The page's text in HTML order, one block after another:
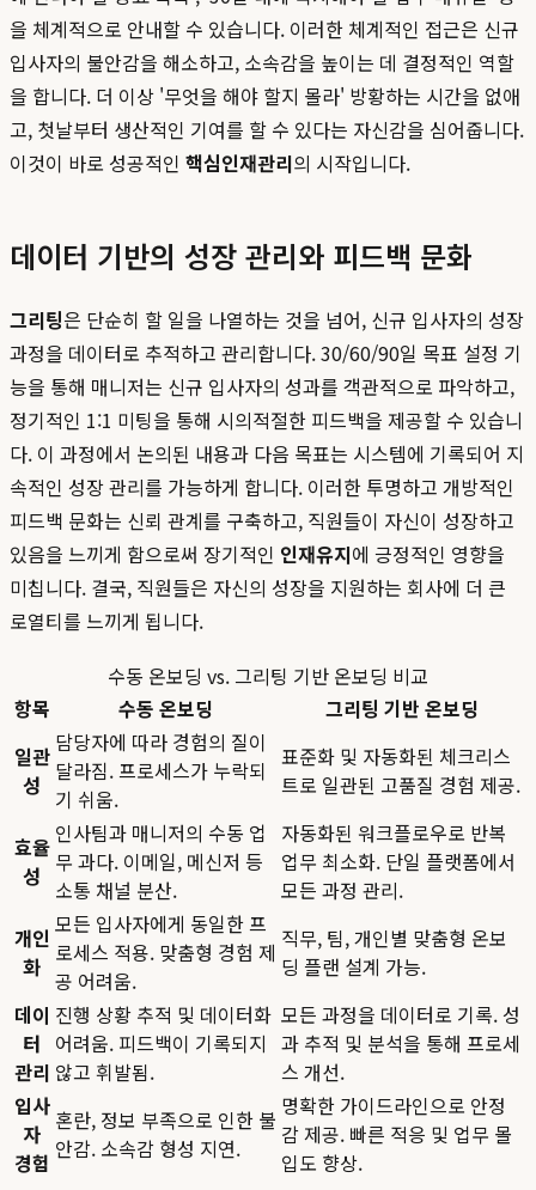
을 체계적으로 안내할 수 있습니다. 이러한 체계적인 접근은 신규
입사자의 불안감을 해소하고, 소속감을 높이는 데 결정적인 역할
을 합니다. 더 이상 '무엇을 해야 할지 몰라' 방황하는 시간을 없애
고, 첫날부터 생산적인 기여를 할 수 있다는 자신감을 심어줍니다.
이것이 바로 성공적인 핵심인재관리의 시작입니다.
데이터 기반의 성장 관리와 피드백 문화
그리팅은 단순히 할 일을 나열하는 것을 넘어, 신규 입사자의 성장
과정을 데이터로 추적하고 관리합니다. 30/60/90일 목표 설정 기
능을 통해 매니저는 신규 입사자의 성과를 객관적으로 파악하고,
정기적인 1:1 미팅을 통해 시의적절한 피드백을 제공할 수 있습니
다. 이 과정에서 논의된 내용과 다음 목표는 시스템에 기록되어 지
속적인 성장 관리를 가능하게 합니다. 이러한 투명하고 개방적인
피드백 문화는 신뢰 관계를 구축하고, 직원들이 자신이 성장하고
있음을 느끼게 함으로써 장기적인 인재유지에 긍정적인 영향을
미칩니다. 결국, 직원들은 자신의 성장을 지원하는 회사에 더 큰
로열티를 느끼게 됩니다.
수동 온보딩 vs. 그리팅 기반 온보딩 비교
항목
수동 온보딩
그리팅 기반 온보딩
일관
성
담당자에 따라 경험의 질이
달라짐. 프로세스가 누락되
기 쉬움.
표준화 및 자동화된 체크리스
트로 일관된 고품질 경험 제공.
효율
성
인사팀과 매니저의 수동 업
무 과다. 이메일, 메신저 등
소통 채널 분산.
자동화된 워크플로우로 반복
업무 최소화. 단일 플랫폼에서
모든 과정 관리.
개인
화
모든 입사자에게 동일한 프
로세스 적용. 맞춤형 경험 제
공 어려움.
직무, 팀, 개인별 맞춤형 온보
딩 플랜 설계 가능.
데이
터
관리
진행 상황 추적 및 데이터화
어려움. 피드백이 기록되지
않고 휘발됨.
모든 과정을 데이터로 기록. 성
과 추적 및 분석을 통해 프로세
스 개선.
입사
자
경험
혼란, 정보 부족으로 인한 불
안감. 소속감 형성 지연.
명확한 가이드라인으로 안정
감 제공. 빠른 적응 및 업무 몰
입도 향상.